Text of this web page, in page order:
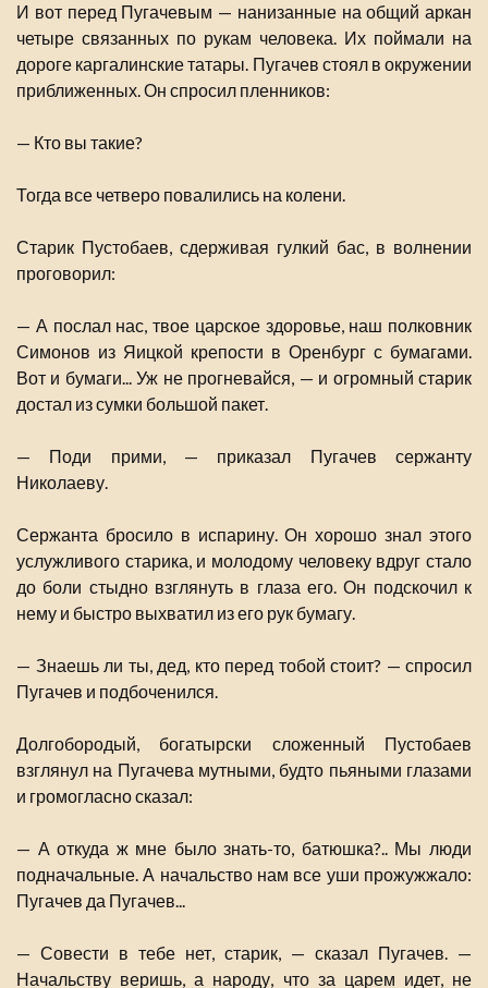
И вот перед Пугачевым — нанизанные на общий аркан
четыре связанных по рукам человека. Их поймали на
дороге каргалинские татары. Пугачев стоял в окружении
приближенных. Он спросил пленников:
— Кто вы такие?
Тогда все четверо повалились на колени.
Старик Пустобаев, сдерживая гулкий бас, в волнении
проговорил:
— А послал нас, твое царское здоровье, наш полковник
Симонов из Яицкой крепости в Оренбург с бумагами.
Вот и бумаги... Уж не прогневайся, — и огромный старик
достал из сумки большой пакет.
— Поди прими, — приказал Пугачев сержанту
Николаеву.
Сержанта бросило в испарину. Он хорошо знал этого
услужливого старика, и молодому человеку вдруг стало
до боли стыдно взглянуть в глаза его. Он подскочил к
нему и быстро выхватил из его рук бумагу.
— Знаешь ли ты, дед, кто перед тобой стоит? — спросил
Пугачев и подбоченился.
Долгобородый, богатырски сложенный Пустобаев
взглянул на Пугачева мутными, будто пьяными глазами
и громогласно сказал:
— А откуда ж мне было знать-то, батюшка?.. Мы люди
подначальные. А начальство нам все уши прожужжало:
Пугачев да Пугачев...
— Совести в тебе нет, старик, — сказал Пугачев. —
Начальству веришь, а народу, что за царем идет, не